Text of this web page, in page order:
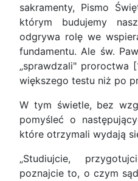
sakramenty, Pismo
którym budujemy
odgrywa rolę we
fundamentu. Ale św.
„sprawdzali" proroctwa
większego testu niż po
W tym świetle, bez
pomyśleć o
które otrzymali wydają
„Studiujcie,
poznajcie to, o czym